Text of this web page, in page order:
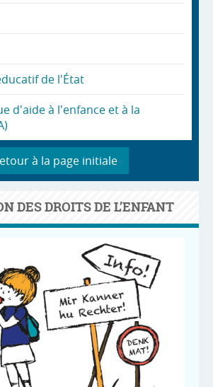
de l'État
d'aide à l'enfance et à la
à la page initiale
DES DROITS DE L’ENFANT